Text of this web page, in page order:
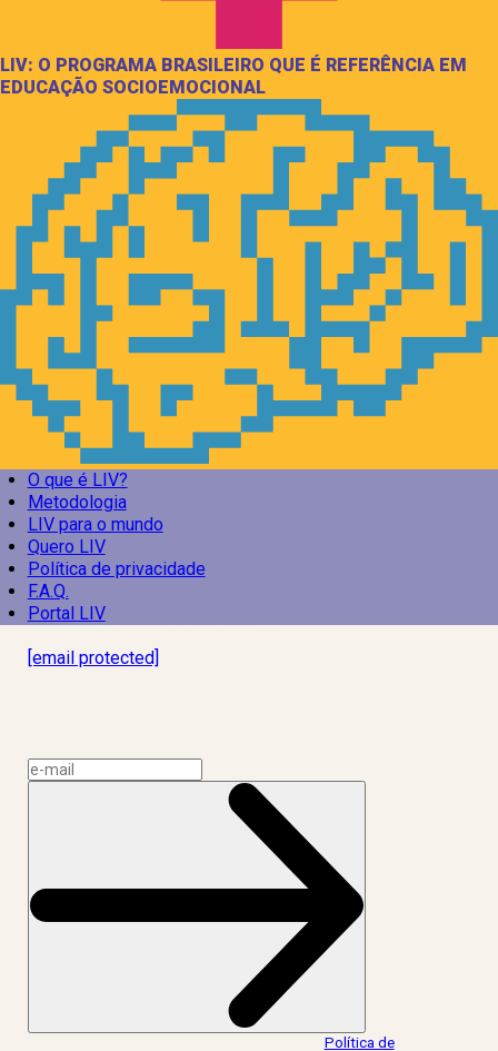
LIV: O PROGRAMA BRASILEIRO QUE É REFERÊNCIA EM
EDUCAÇÃO SOCIOEMOCIONAL
O que é LIV?
Metodologia
LIV para o mundo
Quero LIV
Política de privacidade
F.A.Q.
Portal LIV
[email protected]
Política de